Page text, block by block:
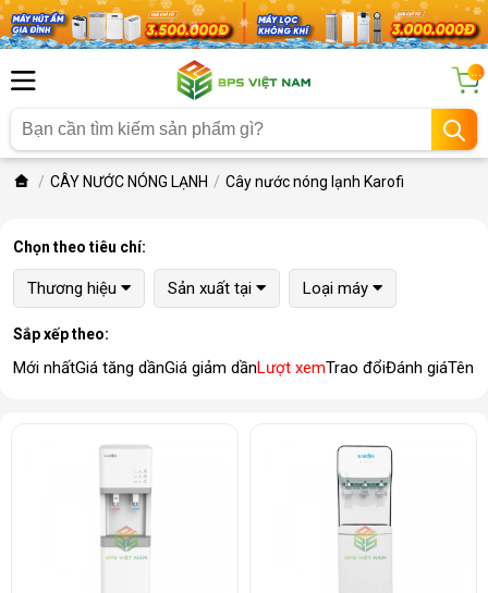
...
CÂY NƯỚC NÓNG LẠNH Cây nước nóng lạnh Karofi
Chọn theo tiêu chí:
Thương hiệu Sản xuất tại Loại máy
Sắp xếp theo:
Mới nhấtGiá tăng dầnGiá giảm dầnLượt xemTrao đổiĐánh giáTên